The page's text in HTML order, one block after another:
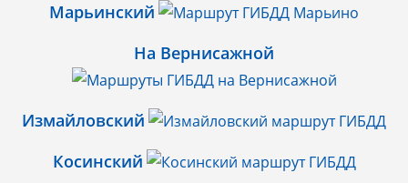
Марьинский
На Вернисажной
Измайловский
Косинский